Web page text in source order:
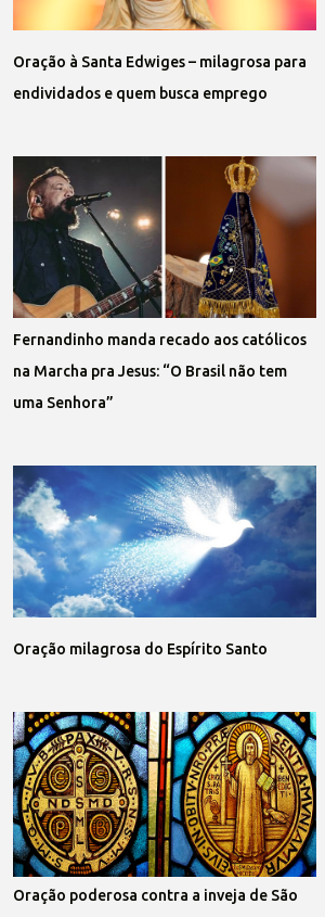
Oração à Santa Edwiges – milagrosa para
endividados e quem busca emprego
Fernandinho manda recado aos católicos
na Marcha pra Jesus: “O Brasil não tem
uma Senhora”
Oração milagrosa do Espírito Santo
Oração poderosa contra a inveja de São